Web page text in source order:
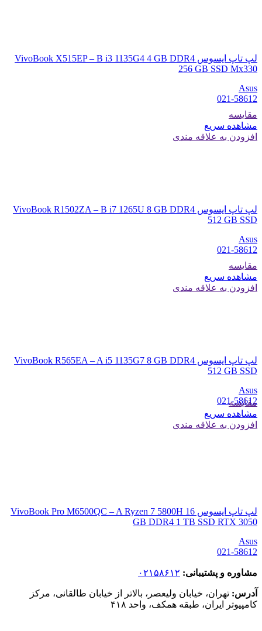
لپ تاپ ایسوس VivoBook X515EP – B i3 1135G4 4 GB DDR4
256 GB SSD Mx330
Asus
021-58612
مقایسه
مشاهده سریع
افزودن به علاقه مندی
لپ تاپ ایسوس VivoBook R1502ZA – B i7 1265U 8 GB DDR4
512 GB SSD
Asus
021-58612
مقایسه
مشاهده سریع
افزودن به علاقه مندی
لپ تاپ ایسوس VivoBook R565EA – A i5 1135G7 8 GB DDR4
512 GB SSD
Asus
021-58612
مقایسه
مشاهده سریع
افزودن به علاقه مندی
لپ تاپ ایسوس VivoBook Pro M6500QC – A Ryzen 7 5800H 16
GB DDR4 1 TB SSD RTX 3050
Asus
021-58612
مشاوره و پشتیبانی: ۰۲۱۵۸۶۱۲
آدرس: تهران، خیابان ولیعصر، بالاتر از خیابان طالقانی، مرکز
کامپیوتر ایران، طبقه همکف، واحد ۴۱۸